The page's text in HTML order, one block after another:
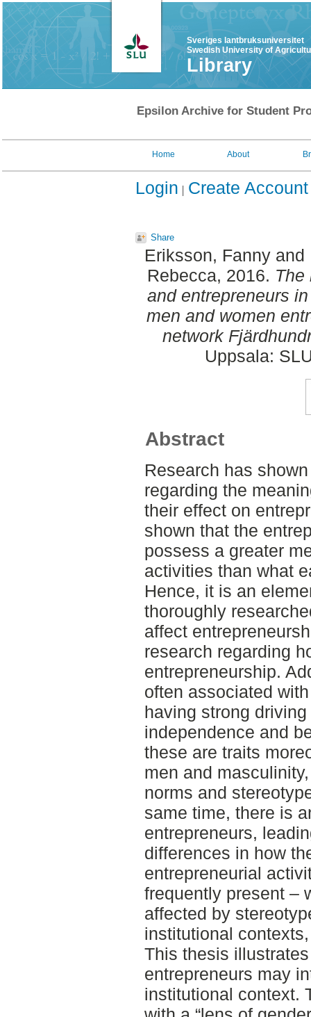
Sveriges lantbruksuniversitet
Swedish University of
Library
Epsilon Archive for Student
Home About
Login Create Account
Share
Eriksson, Fanny and
Rebecca, 2016. The
and entrepreneurs
men and women
network
Uppsala:
Abstract
Research has
regarding the
their effect on
shown that the
possess a greater
activities than what
Hence, it is an
thoroughly
affect
research regarding
entrepreneurship.
often associated
having strong
independence and
these are traits
men and
norms and
same time, there is
entrepreneurs,
differences in how
entrepreneurial
frequently present –
affected by
institutional
This thesis
entrepreneurs may
institutional context.